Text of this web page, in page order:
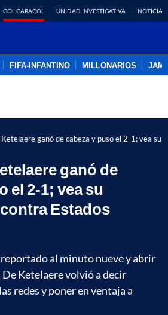
GOL CARACOL UNIDAD INVESTIGATIVA NOTICIAS
FIFA-INFANTINO MILLONARIOS
ganó de cabeza y puso el 2-1; vea su
ganó de
el 2-1; vea su
Estados
reportado al minuto nueve y abrir
Ketelaere volvió a decir
redes y poner en ventaja a